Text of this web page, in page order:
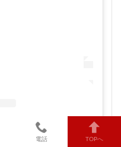
電話 TOPへ